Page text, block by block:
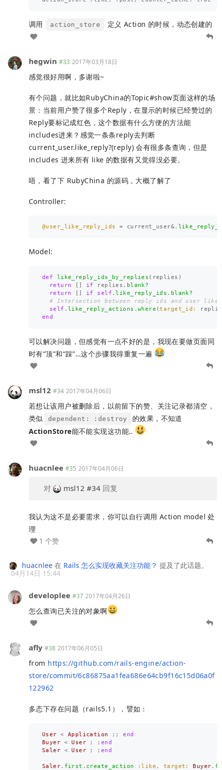
调用 action_store 定义 Action 的时候，动态创建的
hegwin #33 2017年03月18日
感觉很好用啊，多谢啦~
有个问题，就比如RubyChina的Topic#show页面这样的场
景：当前用户赞了很多个Reply，在显示的时候已经赞过的
Reply要标记成红色，这个数据有什么方便的方法能
includes进来？感觉一条条reply去判断
current_user.like_reply?(reply) 会有很多条查询，但是
includes 进来所有 like 的数据有又觉得没必要。
唔，看了下 RubyChina 的源码，大概了解了
Controller:
@user_like_reply_ids = current_user&.
Model:
def like_reply_ids_by_replies ( replies )
return
[] if replies . blank?
return
[] if self .like_reply_ids . blank?
# Intersection between reply ids and user
self . like_reply_actions . where (target_id:
end
可以解决问题，但感觉有一点不好的是，我现在要做页面同
时有“顶”和“踩”…这个步骤我得重复一遍
msl12 #34 2017年04月06日
若想让该用户被删除后，以前留下的赞、关注记录都清空，
类似
dependent: :destroy
的效果，不知道
ActionStore能不能实现这功能..
huacnlee #35 2017年04月06日
对 msl12 #34 回复
我认为这不是必要需求，你可以自行调用 Action model 处
理
1 个赞
huacnlee 在 Rails 怎么实现收藏关注功能？ 提及了此话题。
04月14日 15:44
developlee #37 2017年04月26日
怎么查询已关注的对象啊
afly #38 2017年06月05日
from https://github.com/rails-engine/action-
store/commit/6c86875aa1fea686e64cb9f16c15d06a0f
122962
多态下存在问题（rails5.1），譬如：
User < Application ;;
end
Buyer
< User ; ; end
Saler
< User ; ; end
Saler. first . create_action :like , target: Buyer.